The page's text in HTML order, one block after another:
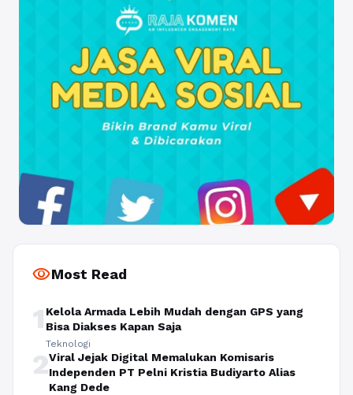
visibilityMost Read
1 Kelola Armada Lebih Mudah dengan GPS yang
Bisa Diakses Kapan Saja
Teknologi
2Viral Jejak Digital Memalukan Komisaris
Independen PT Pelni Kristia Budiyarto Alias
Kang Dede